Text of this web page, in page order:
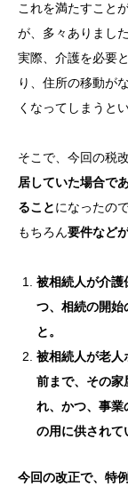
これを満たすこと
が、多々ありました
実際、介護を必要
り、住所の移動が
くなってしまうと
そこで、今回の税
居していた場合で
ることになったので
もちろん要件など
被相続人が介護
つ、相続の開始
と。
被相続人が老人
前まで、その家
れ、かつ、事業
の用に供されて
今回の改正で、特